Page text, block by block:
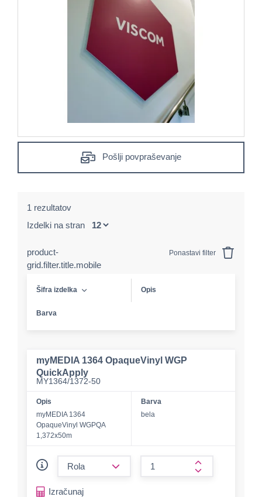
Pošlji povpraševanje
1 rezultatov
Izdelki na stran
product-
grid.filter.title.mobile
Ponastavi filter
Šifra izdelka Opis
Barva
myMEDIA 1364 OpaqueVinyl WGP
QuickApply
MY1364/1372-50
Opis
myMEDIA 1364
OpaqueVinyl WGPQA
1,372x50m
Barva
bela
form.increase-
Izračunaj